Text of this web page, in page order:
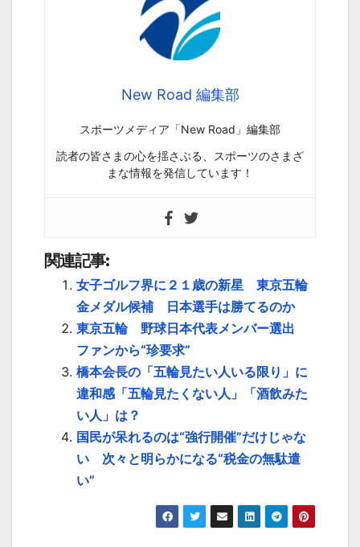
New Road 編集部
スポーツメディア「New Road」編集部
読者の皆さまの心を揺さぶる、スポーツのさまざ
まな情報を発信しています！
関連記事:
女子ゴルフ界に２１歳の新星 東京五輪
金メダル候補 日本選手は勝てるのか
東京五輪 野球日本代表メンバー選出
ファンから“珍要求”
橋本会長の「五輪見たい人いる限り」に
違和感「五輪見たくない人」「酒飲みた
い人」は？
国民が呆れるのは“強行開催”だけじゃな
い 次々と明らかになる“税金の無駄遣
い”